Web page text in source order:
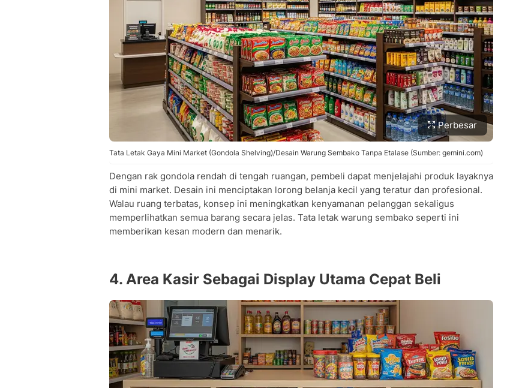
Perbesar
Tata Letak Gaya Mini Market (Gondola Shelving)/Desain Warung Sembako Tanpa Etalase (Sumber: gemini.com)
Dengan rak gondola rendah di tengah ruangan, pembeli dapat menjelajahi produk layaknya
di mini market. Desain ini menciptakan lorong belanja kecil yang teratur dan profesional.
Walau ruang terbatas, konsep ini meningkatkan kenyamanan pelanggan sekaligus
memperlihatkan semua barang secara jelas. Tata letak warung sembako seperti ini
memberikan kesan modern dan menarik.
4. Area Kasir Sebagai Display Utama Cepat Beli